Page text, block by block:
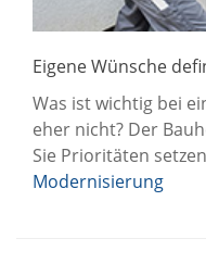
Eigene Wünsche
Was ist wichtig bei
eher nicht? Der
Sie Prioritäten
Modernisierung